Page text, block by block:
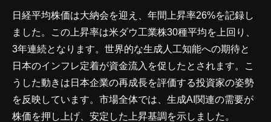
日経平均株価は大納会を迎え、年間上昇率26%を記録し
ました。この上昇率は米ダウ工業株30種平均を上回り、
3年連続となります。世界的な生成人工知能への期待と
日本のインフレ定着が資金流入を促したとされます。こ
うした動きは日本企業の再成長を評価する投資家の姿勢
を反映しています。市場全体では、生成AI関連の需要が
株価を押し上げ、安定した上昇基調を示しました。